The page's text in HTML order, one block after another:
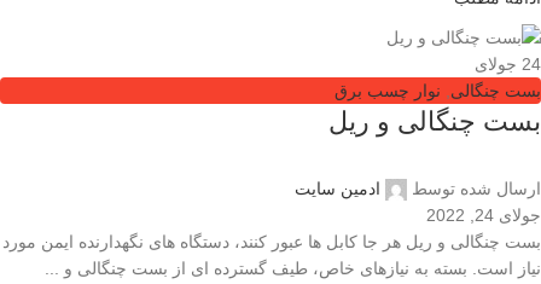
24 جولای
بست چنگالی
نوار چسب برق
بست چنگالی و ریل
ارسال شده توسط
ادمین سایت
جولای 24, 2022
بست چنگالی و ریل هر جا کابل ها عبور کنند، دستگاه های نگهدارنده ایمن مورد
نیاز است. بسته به نیازهای خاص، طیف گسترده ای از بست چنگالی و ...